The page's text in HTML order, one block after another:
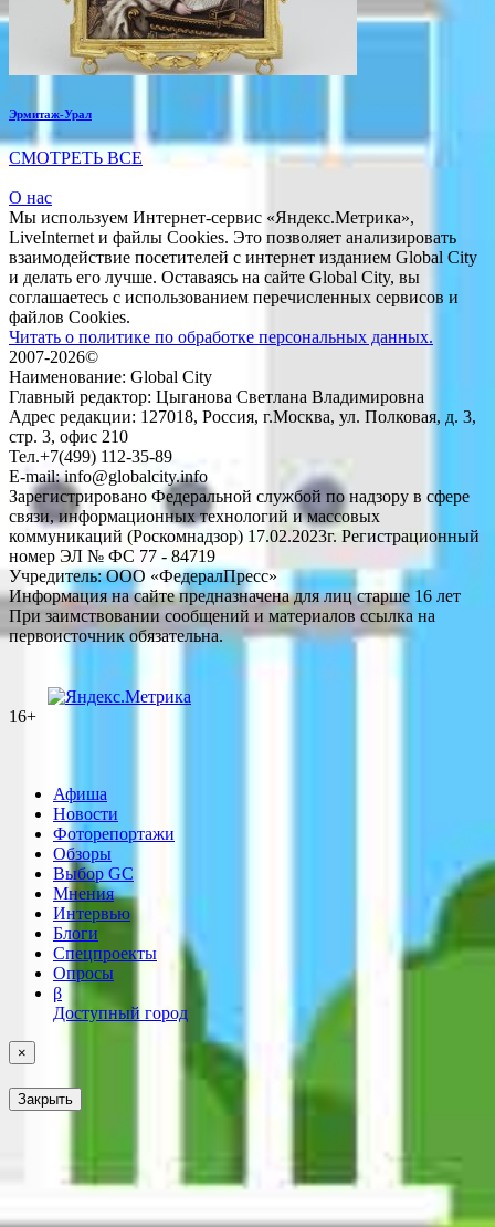
Эрмитаж-Урал
СМОТРЕТЬ ВСЕ
О нас
Мы используем Интернет-сервис «Яндекс.Метрика»,
LiveInternet и файлы Cookies. Это позволяет анализировать
взаимодействие посетителей с интернет изданием Global City
и делать его лучше. Оставаясь на сайте Global City, вы
соглашаетесь с использованием перечисленных сервисов и
файлов Cookies.
Читать о политике по обработке персональных данных.
2007-2026©
Наименование: Global City
Главный редактор: Цыганова Светлана Владимировна
Адрес редакции: 127018, Россия, г.Москва, ул. Полковая, д. 3,
стр. 3, офис 210
Тел.+7(499) 112-35-89
E-mail: info@globalcity.info
Зарегистрировано Федеральной службой по надзору в сфере
связи, информационных технологий и массовых
коммуникаций (Роскомнадзор) 17.02.2023г. Регистрационный
номер ЭЛ № ФС 77 - 84719
Учредитель: ООО «ФедералПресс»
Информация на сайте предназначена для лиц старше 16 лет
При заимствовании сообщений и материалов ссылка на
первоисточник обязательна.
16+
Афиша
Новости
Фоторепортажи
Обзоры
Выбор GC
Мнения
Интервью
Блоги
Спецпроекты
Опросы
β
Доступный город
×
Закрыть